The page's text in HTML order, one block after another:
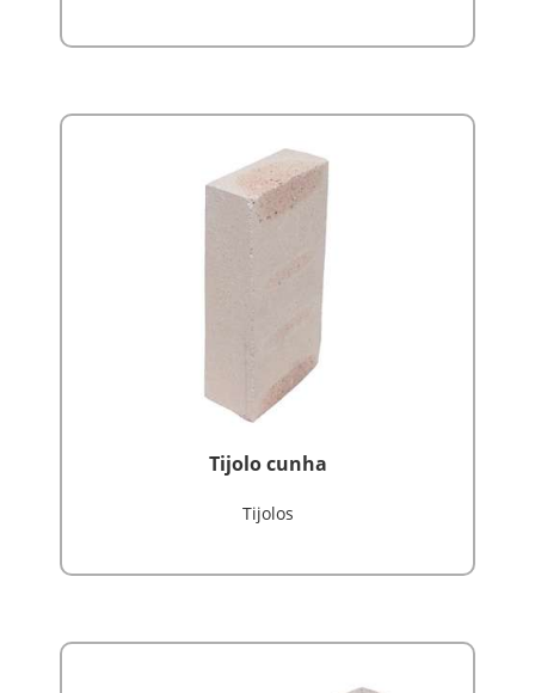
Tijolo cunha
Tijolos